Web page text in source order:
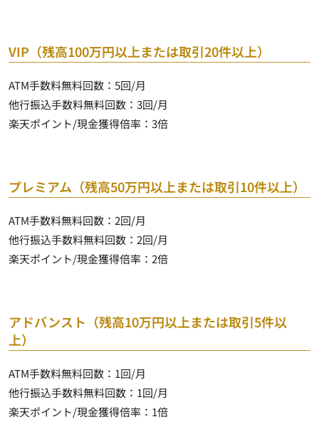
VIP（残高100万円以上または取引20件以上）
ATM手数料無料回数： 5回/月
他行振込手数料無料回数： 3回/月
楽天ポイント/現金獲得倍率： 3倍
プレミアム（残高50万円以上または取引10件以上）
ATM手数料無料回数： 2回/月
他行振込手数料無料回数： 2回/月
楽天ポイント/現金獲得倍率： 2倍
アドバンスト（残高10万円以上または取引5件以
上）
ATM手数料無料回数： 1回/月
他行振込手数料無料回数： 1回/月
楽天ポイント/現金獲得倍率： 1倍